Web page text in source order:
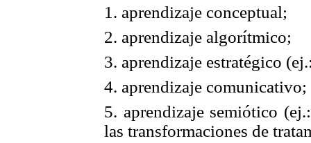
1. aprendizaje conceptual;
2. aprendizaje algorítmico;
3. aprendizaje estratégico
4. aprendizaje comunicativo;
5. aprendizaje semiótico
las transformaciones de